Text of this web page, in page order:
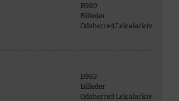
B980
Billeder
Odsherred Lokalarkiv
B983
Billeder
Odsherred Lokalarkiv